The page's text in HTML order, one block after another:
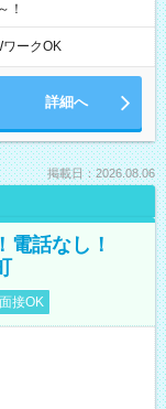
！
ワークOK
詳細へ
掲載日：2026.08.06
電話なし！
接OK